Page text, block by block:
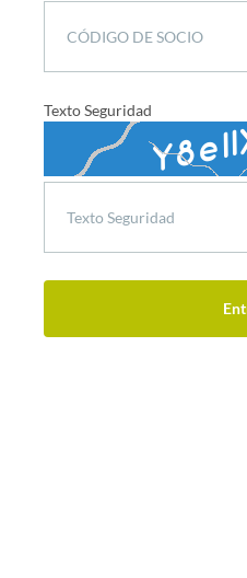
Texto Seguridad